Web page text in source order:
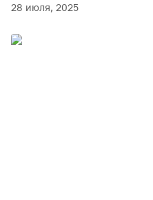
28 июля, 2025